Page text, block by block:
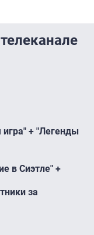
игра" + "Легенды
в Сиэтле" +
за